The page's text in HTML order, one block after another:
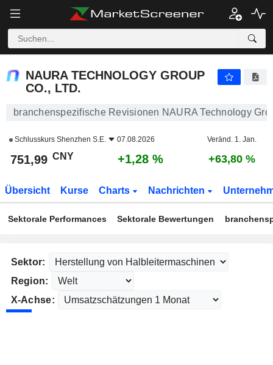
NAURA TECHNOLOGY GROUP
CO., LTD.
branchenspezifische Revisionen NAURA Technology
Schlusskurs Shenzhen S.E. 07.08.2026 Veränd. 1. Jan.
751,99 CNY +1,28 % +63,80 %
Übersicht Kurse Charts Nachrichten
Sektorale Performances Sektorale Bewertungen
Sektor:
Region:
X-Achse: